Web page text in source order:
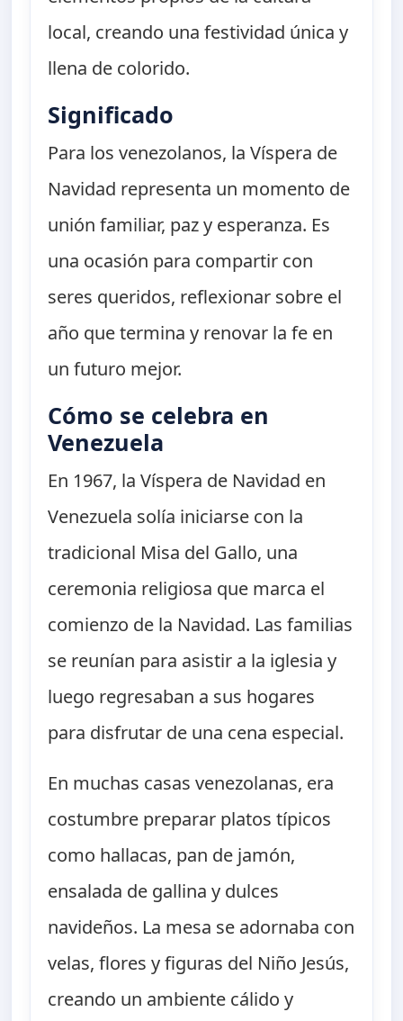
local, creando una festividad única y
llena de colorido.
Significado
Para los venezolanos, la Víspera de
Navidad representa un momento de
unión familiar, paz y esperanza. Es
una ocasión para compartir con
seres queridos, reflexionar sobre el
año que termina y renovar la fe en
un futuro mejor.
Cómo se celebra en
Venezuela
En 1967, la Víspera de Navidad en
Venezuela solía iniciarse con la
tradicional Misa del Gallo, una
ceremonia religiosa que marca el
comienzo de la Navidad. Las familias
se reunían para asistir a la iglesia y
luego regresaban a sus hogares
para disfrutar de una cena especial.
En muchas casas venezolanas, era
costumbre preparar platos típicos
como hallacas, pan de jamón,
ensalada de gallina y dulces
navideños. La mesa se adornaba con
velas, flores y figuras del Niño Jesús,
creando un ambiente cálido y